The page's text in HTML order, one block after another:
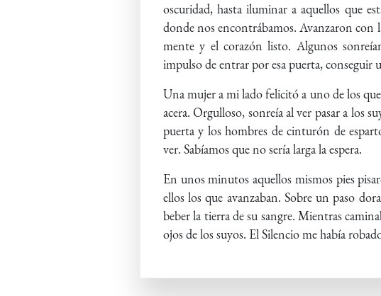
oscuridad, hasta iluminar a aquellos que
donde nos encontrábamos. Avanzaron con
mente y el corazón listo. Algunos
impulso de entrar por esa puerta, conseguir
Una mujer a mi lado felicitó a uno de los
acera. Orgulloso, sonreía al ver pasar a los
puerta y los hombres de cinturón de
ver. Sabíamos que no sería larga la espera.
En unos minutos aquellos mismos pies
ellos los que avanzaban. Sobre un paso
beber la tierra de su sangre. Mientras
ojos de los suyos. El Silencio me había